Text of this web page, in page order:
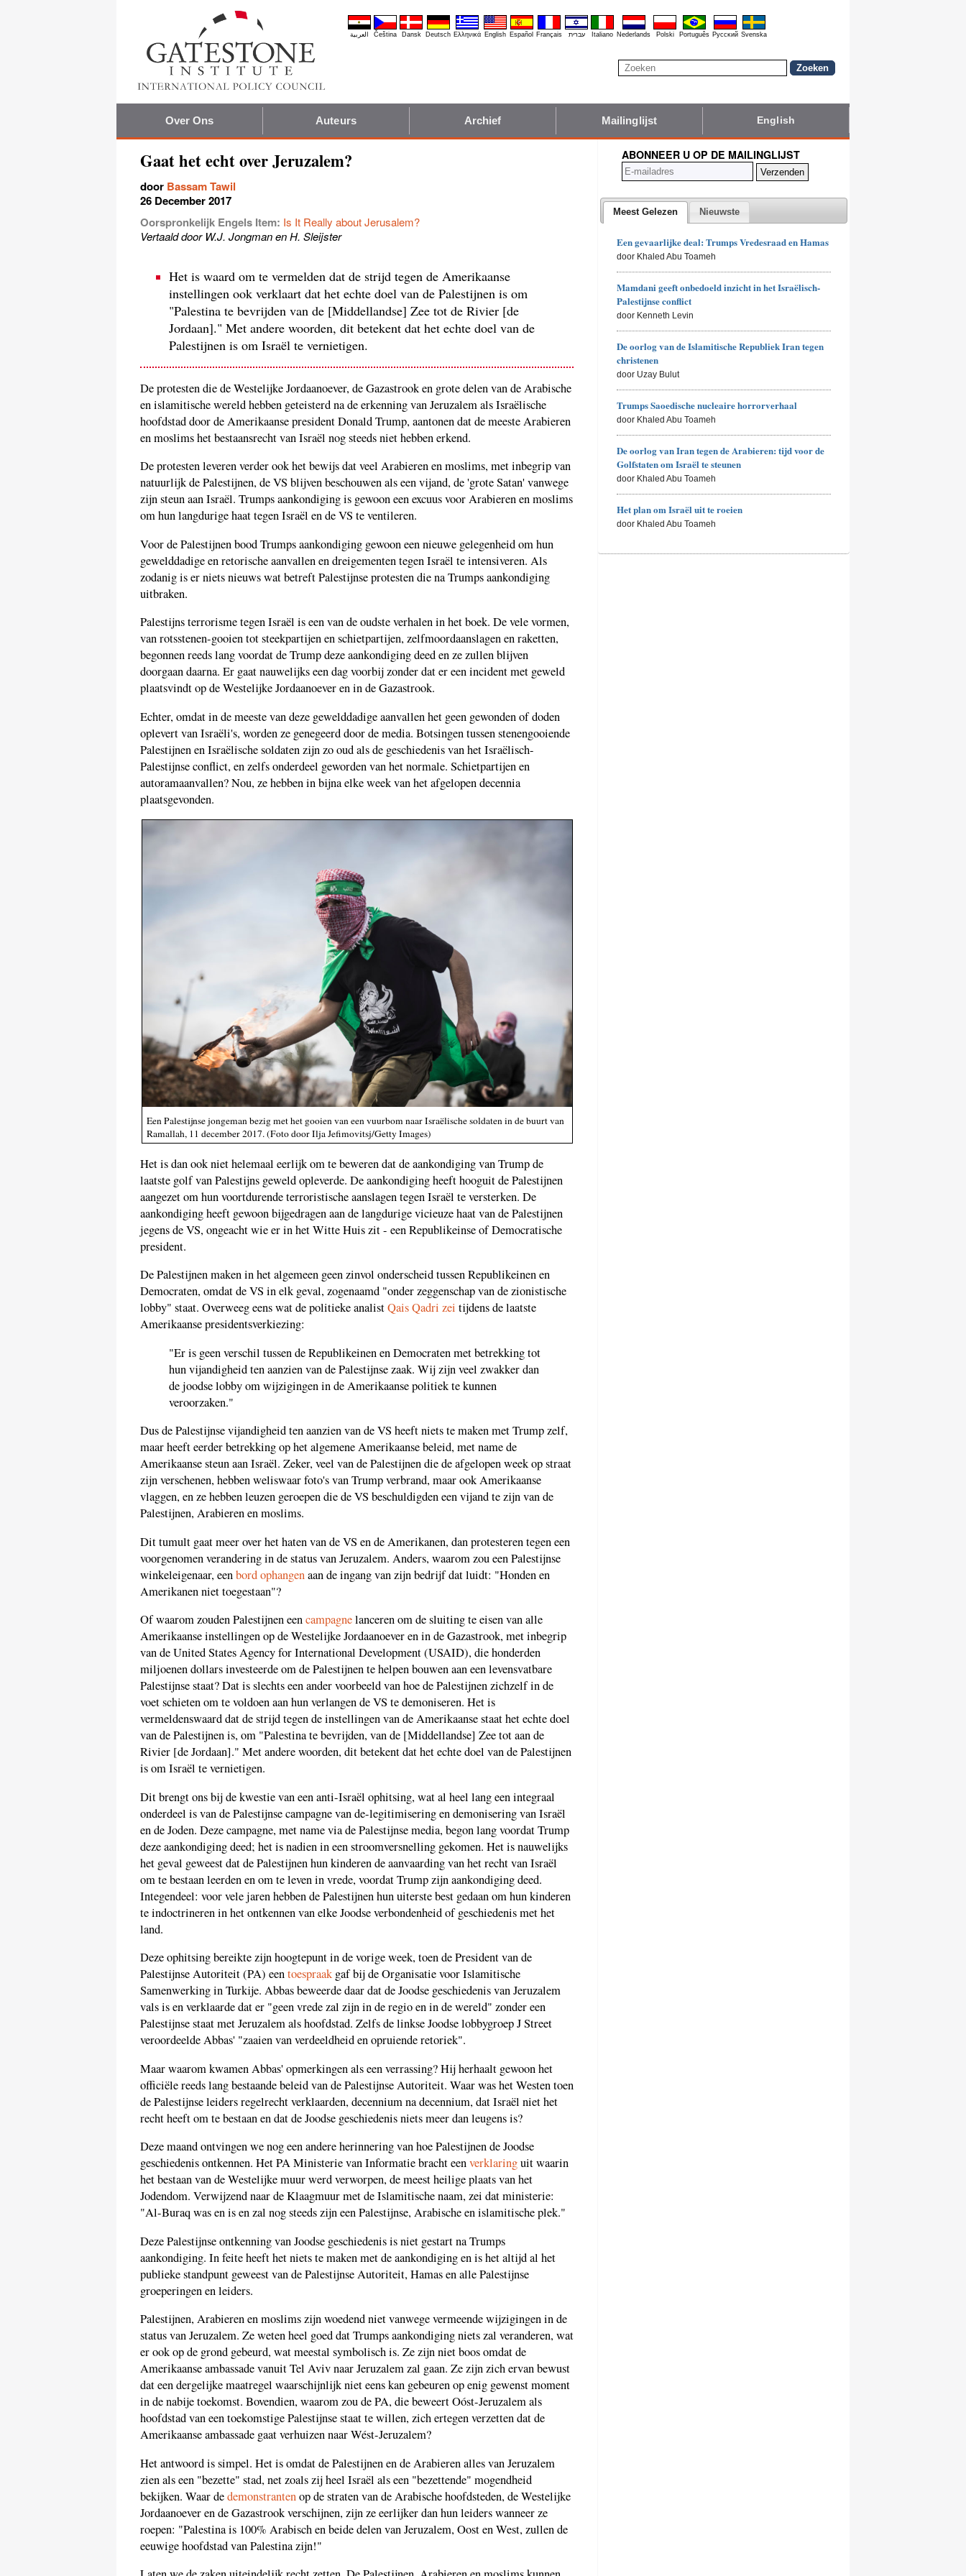
العربية Čeština Dansk Deutsch Ελληνικά English Español Français עברית Italiano Nederlands Polski Português Pyccĸий Svenska
Over Ons Auteurs Archief Mailinglijst English
Gaat het echt over Jeruzalem?
door Bassam Tawil
26 December 2017
Oorspronkelijk Engels Item: Is It Really about Jerusalem?
Vertaald door W.J. Jongman en H. Sleijster
Het is waard om te vermelden dat de strijd tegen de Amerikaanse
instellingen ook verklaart dat het echte doel van de Palestijnen is om
"Palestina te bevrijden van de [Middellandse] Zee tot de Rivier [de
Jordaan]." Met andere woorden, dit betekent dat het echte doel van de
Palestijnen is om Israël te vernietigen.
De protesten die de Westelijke Jordaanoever, de Gazastrook en grote delen van de Arabische
en islamitische wereld hebben geteisterd na de erkenning van Jeruzalem als Israëlische
hoofdstad door de Amerikaanse president Donald Trump, aantonen dat de meeste Arabieren
en moslims het bestaansrecht van Israël nog steeds niet hebben erkend.
De protesten leveren verder ook het bewijs dat veel Arabieren en moslims, met inbegrip van
natuurlijk de Palestijnen, de VS blijven beschouwen als een vijand, de 'grote Satan' vanwege
zijn steun aan Israël. Trumps aankondiging is gewoon een excuus voor Arabieren en moslims
om hun langdurige haat tegen Israël en de VS te ventileren.
Voor de Palestijnen bood Trumps aankondiging gewoon een nieuwe gelegenheid om hun
gewelddadige en retorische aanvallen en dreigementen tegen Israël te intensiveren. Als
zodanig is er niets nieuws wat betreft Palestijnse protesten die na Trumps aankondiging
uitbraken.
Palestijns terrorisme tegen Israël is een van de oudste verhalen in het boek. De vele vormen,
van rotsstenen-gooien tot steekpartijen en schietpartijen, zelfmoordaanslagen en raketten,
begonnen reeds lang voordat de Trump deze aankondiging deed en ze zullen blijven
doorgaan daarna. Er gaat nauwelijks een dag voorbij zonder dat er een incident met geweld
plaatsvindt op de Westelijke Jordaanoever en in de Gazastrook.
Echter, omdat in de meeste van deze gewelddadige aanvallen het geen gewonden of doden
oplevert van Israëli's, worden ze genegeerd door de media. Botsingen tussen stenengooiende
Palestijnen en Israëlische soldaten zijn zo oud als de geschiedenis van het Israëlisch-
Palestijnse conflict, en zelfs onderdeel geworden van het normale. Schietpartijen en
autoramaanvallen? Nou, ze hebben in bijna elke week van het afgelopen decennia
plaatsgevonden.
Een Palestijnse jongeman bezig met het gooien van een vuurbom naar Israëlische soldaten in de buurt van
Ramallah, 11 december 2017. (Foto door Ilja Jefimovitsj/Getty Images)
Het is dan ook niet helemaal eerlijk om te beweren dat de aankondiging van Trump de
laatste golf van Palestijns geweld opleverde. De aankondiging heeft hooguit de Palestijnen
aangezet om hun voortdurende terroristische aanslagen tegen Israël te versterken. De
aankondiging heeft gewoon bijgedragen aan de langdurige vicieuze haat van de Palestijnen
jegens de VS, ongeacht wie er in het Witte Huis zit - een Republikeinse of Democratische
president.
De Palestijnen maken in het algemeen geen zinvol onderscheid tussen Republikeinen en
Democraten, omdat de VS in elk geval, zogenaamd "onder zeggenschap van de zionistische
lobby" staat. Overweeg eens wat de politieke analistQais Qadri zei tijdens de laatste
Amerikaanse presidentsverkiezing:
"Er is geen verschil tussen de Republikeinen en Democraten met betrekking tot
hun vijandigheid ten aanzien van de Palestijnse zaak. Wij zijn veel zwakker dan
de joodse lobby om wijzigingen in de Amerikaanse politiek te kunnen
veroorzaken."
Dus de Palestijnse vijandigheid ten aanzien van de VS heeft niets te maken met Trump zelf,
maar heeft eerder betrekking op het algemene Amerikaanse beleid, met name de
Amerikaanse steun aan Israël. Zeker, veel van de Palestijnen die de afgelopen week op straat
zijn verschenen, hebben weliswaar foto's van Trump verbrand, maar ook Amerikaanse
vlaggen, en ze hebben leuzen geroepen die de VS beschuldigden een vijand te zijn van de
Palestijnen, Arabieren en moslims.
Dit tumult gaat meer over het haten van de VS en de Amerikanen, dan protesteren tegen een
voorgenomen verandering in de status van Jeruzalem. Anders, waarom zou een Palestijnse
winkeleigenaar, eenbord ophangenaan de ingang van zijn bedrijf dat luidt: "Honden en
Amerikanen niet toegestaan"?
Of waarom zouden Palestijnen eencampagnelanceren om de sluiting te eisen van alle
Amerikaanse instellingen op de Westelijke Jordaanoever en in de Gazastrook, met inbegrip
van de United States Agency for International Development (USAID), die honderden
miljoenen dollars investeerde om de Palestijnen te helpen bouwen aan een levensvatbare
Palestijnse staat? Dat is slechts een ander voorbeeld van hoe de Palestijnen zichzelf in de
voet schieten om te voldoen aan hun verlangen de VS te demoniseren. Het is
vermeldenswaard dat de strijd tegen de instellingen van de Amerikaanse staat het echte doel
van de Palestijnen is, om "Palestina te bevrijden, van de [Middellandse] Zee tot aan de
Rivier [de Jordaan]." Met andere woorden, dit betekent dat het echte doel van de Palestijnen
is om Israël te vernietigen.
Dit brengt ons bij de kwestie van een anti-Israël ophitsing, wat al heel lang een integraal
onderdeel is van de Palestijnse campagne van de-legitimisering en demonisering van Israël
en de Joden. Deze campagne, met name via de Palestijnse media, begon lang voordat Trump
deze aankondiging deed; het is nadien in een stroomversnelling gekomen. Het is nauwelijks
het geval geweest dat de Palestijnen hun kinderen de aanvaarding van het recht van Israël
om te bestaan leerden en om te leven in vrede, voordat Trump zijn aankondiging deed.
Integendeel: voor vele jaren hebben de Palestijnen hun uiterste best gedaan om hun kinderen
te indoctrineren in het ontkennen van elke Joodse verbondenheid of geschiedenis met het
land.
Deze ophitsing bereikte zijn hoogtepunt in de vorige week, toen de President van de
Palestijnse Autoriteit (PA) eentoespraak gaf bij de Organisatie voor Islamitische
Samenwerking in Turkije. Abbas beweerde daar dat de Joodse geschiedenis van Jeruzalem
vals is en verklaarde dat er "geen vrede zal zijn in de regio en in de wereld" zonder een
Palestijnse staat met Jeruzalem als hoofdstad. Zelfs de linkse Joodse lobbygroep J Street
veroordeelde Abbas' "zaaien van verdeeldheid en opruiende retoriek".
Maar waarom kwamen Abbas' opmerkingen als een verrassing? Hij herhaalt gewoon het
officiële reeds lang bestaande beleid van de Palestijnse Autoriteit. Waar was het Westen toen
de Palestijnse leiders regelrecht verklaarden, decennium na decennium, dat Israël niet het
recht heeft om te bestaan en dat de Joodse geschiedenis niets meer dan leugens is?
Deze maand ontvingen we nog een andere herinnering van hoe Palestijnen de Joodse
geschiedenis ontkennen. Het PA Ministerie van Informatie bracht eenverklaringuit waarin
het bestaan van de Westelijke muur werd verworpen, de meest heilige plaats van het
Jodendom. Verwijzend naar de Klaagmuur met de Islamitische naam, zei dat ministerie:
"Al-Buraq was en is en zal nog steeds zijn een Palestijnse, Arabische en islamitische plek."
Deze Palestijnse ontkenning van Joodse geschiedenis is niet gestart na Trumps
aankondiging. In feite heeft het niets te maken met de aankondiging en is het altijd al het
publieke standpunt geweest van de Palestijnse Autoriteit, Hamas en alle Palestijnse
groeperingen en leiders.
Palestijnen, Arabieren en moslims zijn woedend niet vanwege vermeende wijzigingen in de
status van Jeruzalem. Ze weten heel goed dat Trumps aankondiging niets zal veranderen, wat
er ook op de grond gebeurd, wat meestal symbolisch is. Ze zijn niet boos omdat de
Amerikaanse ambassade vanuit Tel Aviv naar Jeruzalem zal gaan. Ze zijn zich ervan bewust
dat een dergelijke maatregel waarschijnlijk niet eens kan gebeuren op enig gewenst moment
in de nabije toekomst. Bovendien, waarom zou de PA, die beweert Oóst-Jeruzalem als
hoofdstad van een toekomstige Palestijnse staat te willen, zich ertegen verzetten dat de
Amerikaanse ambassade gaat verhuizen naar Wést-Jeruzalem?
Het antwoord is simpel. Het is omdat de Palestijnen en de Arabieren alles van Jeruzalem
zien als een "bezette" stad, net zoals zij heel Israël als een "bezettende" mogendheid
bekijken. Waar dedemonstrantenop de straten van de Arabische hoofdsteden, de Westelijke
Jordaanoever en de Gazastrook verschijnen, zijn ze eerlijker dan hun leiders wanneer ze
roepen: "Palestina is 100% Arabisch en beide delen van Jeruzalem, Oost en West, zullen de
eeuwige hoofdstad van Palestina zijn!"
ABONNEER U OP DE MAILINGLIJST
Meest Gelezen Nieuwste
Een gevaarlijke deal: Trumps Vredesraad en Hamas
door Khaled Abu Toameh
Mamdani geeft onbedoeld inzicht in het Israëlisch-
Palestijnse conflict
door Kenneth Levin
De oorlog van de Islamitische Republiek Iran tegen
christenen
door Uzay Bulut
Trumps Saoedische nucleaire horrorverhaal
door Khaled Abu Toameh
De oorlog van Iran tegen de Arabieren: tijd voor de
Golfstaten om Israël te steunen
door Khaled Abu Toameh
Het plan om Israël uit te roeien
door Khaled Abu Toameh